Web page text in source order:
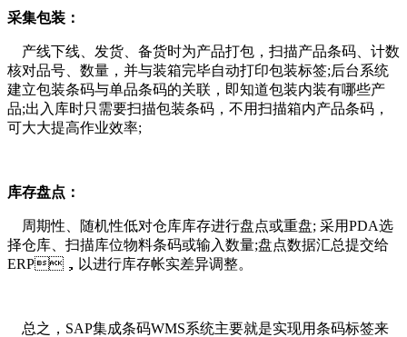
采集包装：
产线下线、发货、备货时为产品打包，扫描产品条码、计数
核对品号、数量，并与装箱完毕自动打印包装标签;后台系统
建立包装条码与单品条码的关联，即知道包装内装有哪些产
品;出入库时只需要扫描包装条码，不用扫描箱内产品条码，
可大大提高作业效率;
库存盘点：
周期性、随机性低对仓库库存进行盘点或重盘; 采用PDA选
择仓库、扫描库位物料条码或输入数量;盘点数据汇总提交给
ERP，以进行库存帐实差异调整。
总之，SAP集成条码WMS系统主要就是实现用条码标签来